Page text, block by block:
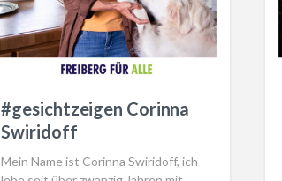
#gesichtzeigen Corinna
Swiridoff
Mein Name ist Corinna Swiridoff, ich